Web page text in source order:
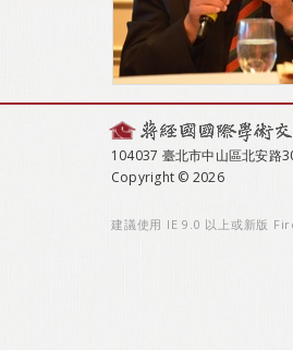
104037 臺北市中山區北安路
Copyright © 2026
建議使用 IE 9.0 以上或新版